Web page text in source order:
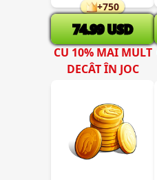
+750
74.99 USD
CU 10% MAI MULT
DECÂT ÎN JOC